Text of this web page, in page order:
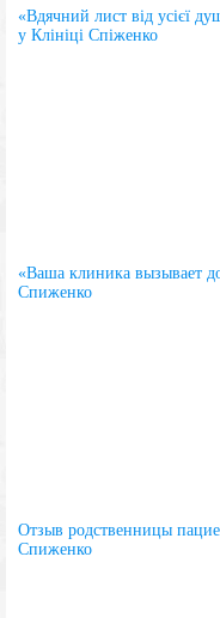
«Вдячний лист від усієї
у Клініці Спіженко
«Ваша клиника вызывает
Спиженко
Отзыв родственницы
Спиженко